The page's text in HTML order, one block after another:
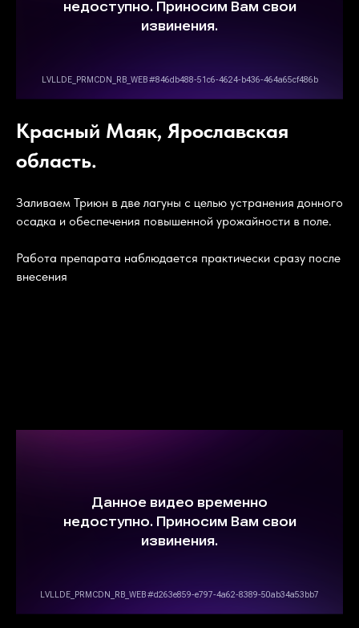
Красный Маяк, Ярославская
область.
Заливаем Триюн в две лагуны с целью устранения донного
осадка и обеспечения повышенной урожайности в поле.
Работа препарата наблюдается практически сразу после
внесения